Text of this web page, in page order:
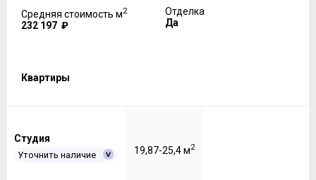
Средняя стоимость м2
232 197 ₽
Отделка
Да
Квартиры
Студия
Уточнить наличие 19,87-25,4 м2